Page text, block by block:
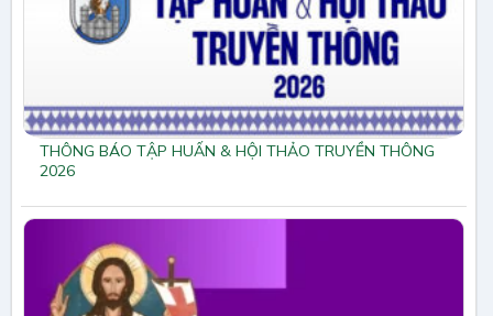
THÔNG BÁO TẬP HUẤN & HỘI THẢO TRUYỀN THÔNG
2026